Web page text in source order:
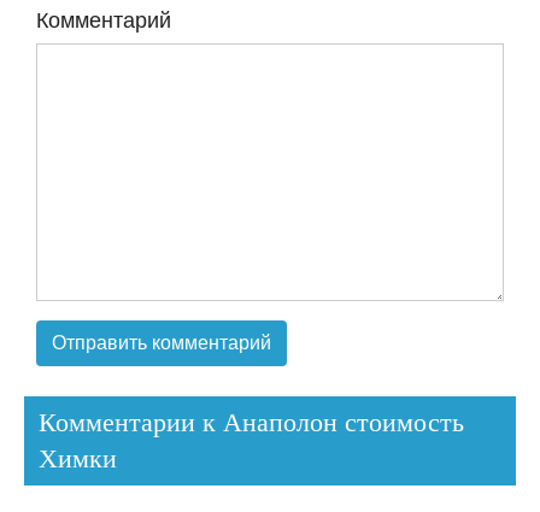
Комментарий
Комментарии к Анаполон стоимость
Химки